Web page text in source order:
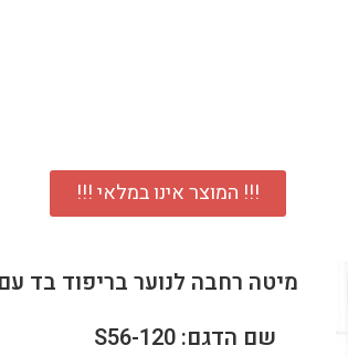
!!! המוצר אינו במלאי !!!
מיטה רחבה לנוער בריפוד בד
שם הדגם: S56-120